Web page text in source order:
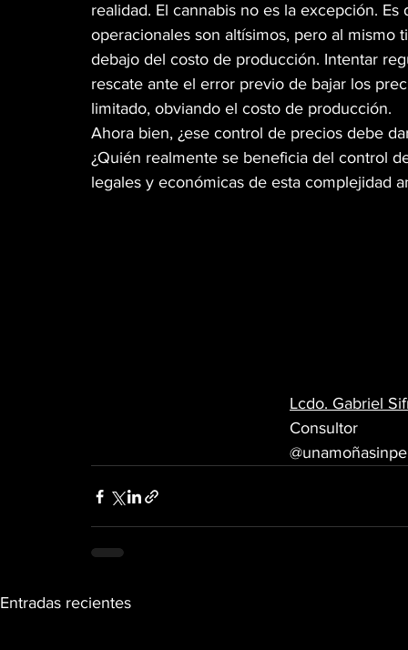
realidad. El cannabis no es la excepción.
operacionales son altísimos, pero al
debajo del costo de producción. Intentar
rescate ante el error previo de bajar los
limitado, obviando el costo de producción.
Ahora bien, ¿ese control de precios debe
¿Quién realmente se beneficia del control
legales y económicas de esta complejidad
Lcdo. Gabriel
Consultor
Entradas recientes